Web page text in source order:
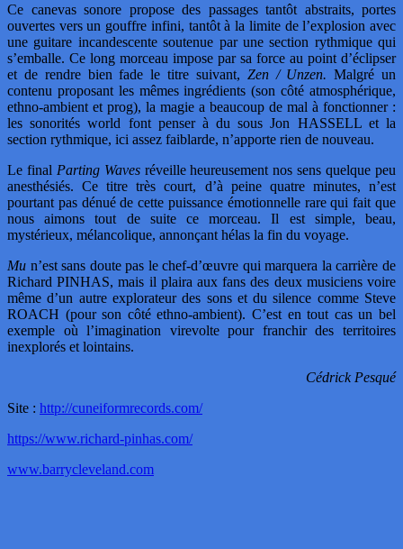
Ce canevas sonore propose des passages tantôt abstraits, portes
ouvertes vers un gouffre infini, tantôt à la limite de l’explosion avec
une guitare incandescente soutenue par une section rythmique qui
s’emballe. Ce long morceau impose par sa force au point d’éclipser
et de rendre bien fade le titre suivant, Zen / Unzen. Malgré un
contenu proposant les mêmes ingrédients (son côté atmosphérique,
ethno-ambient et prog), la magie a beaucoup de mal à fonctionner :
les sonorités world font penser à du sous Jon HASSELL et la
section rythmique, ici assez faiblarde, n’apporte rien de nouveau.
Le final Parting Wavesréveille heureusement nos sens quelque peu
anesthésiés. Ce titre très court, d’à peine quatre minutes, n’est
pourtant pas dénué de cette puissance émotionnelle rare qui fait que
nous aimons tout de suite ce morceau. Il est simple, beau,
mystérieux, mélancolique, annonçant hélas la fin du voyage.
Mu n’est sans doute pas le chef-d’œuvre qui marquera la carrière de
Richard PINHAS, mais il plaira aux fans des deux musiciens voire
même d’un autre explorateur des sons et du silence comme Steve
ROACH (pour son côté ethno-ambient). C’est en tout cas un bel
exemple où l’imagination virevolte pour franchir des territoires
inexplorés et lointains.
Cédrick Pesqué
Site : http://cuneiformrecords.com/
https://www.richard-pinhas.com/
www.barrycleveland.com